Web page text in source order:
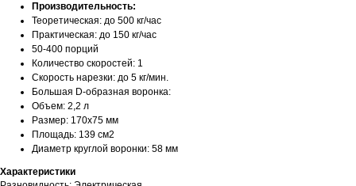
Производительность:​
Теоретическая: до 500 кг/час
Практическая: до 150 кг/час
50-400 порций
Количество скоростей: 1
Скорость нарезки: до 5 кг/мин.
Большая D-образная воронка:
Объем: 2,2 л
Размер: 170х75 мм
Площадь: 139 см2
​Диаметр круглой воронки: 58 мм
Характеристики